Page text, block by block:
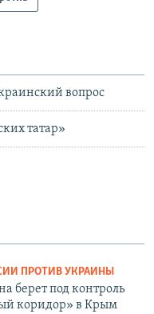
вопрос
татар»
ПРОТИВ УКРАИНЫ
берет под контроль
коридор» в Крым